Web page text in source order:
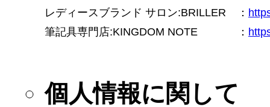
レディースブランド サロン:BRILLER
：
筆記具専門店:KINGDOM NOTE
：
個人情報に関して